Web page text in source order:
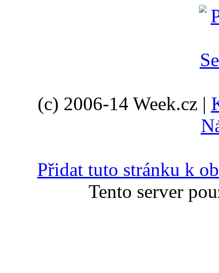
(c) 2006-14 Week.cz |
Přidat tuto stránku k
Tento server